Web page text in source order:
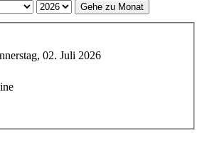
Gehe zu Monat
02. Juli 2026